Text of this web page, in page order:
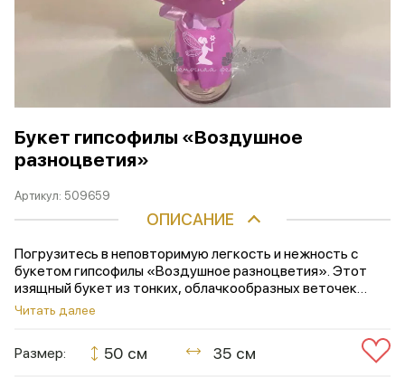
Букет гипсофилы «Воздушное
разноцветия»
Артикул: 509659
ОПИСАНИЕ
Погрузитесь в неповторимую легкость и нежность с
букетом гипсофилы «Воздушное разноцветия». Этот
изящный букет из тонких, облачкообразных веточек
гипсофилы создаст атмосферу уюта и свежести в любом
помещении. Идеально подходит для выражения
деликатность и воздушность подчеркнут вашу
Читать далее
Размер: 50 см
35 см